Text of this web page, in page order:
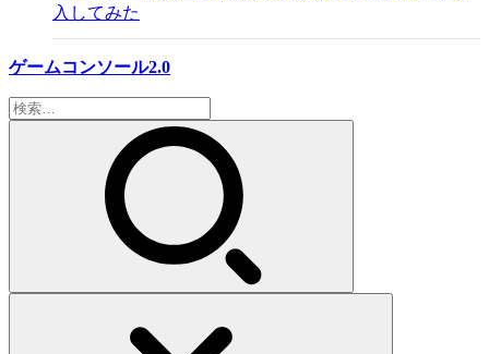
入してみた
ゲームコンソール2.0
検
索: